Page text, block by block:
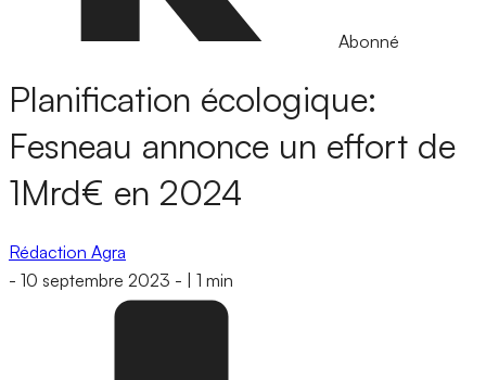
Abonné
Planification écologique:
Fesneau annonce un effort de
1Mrd€ en 2024
Rédaction Agra
- 10 septembre 2023 - 1 min